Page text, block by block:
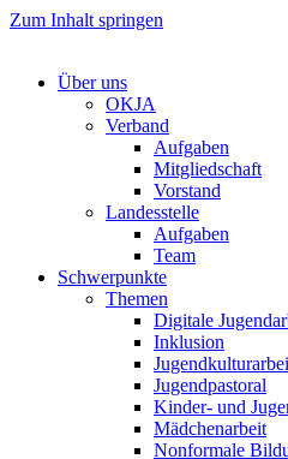
Zum Inhalt springen
Über uns
OKJA
Verband
Aufgaben
Mitgliedschaft
Vorstand
Landesstelle
Aufgaben
Team
Schwerpunkte
Themen
Digitale
Inklusion
Jugendpastoral
Kinder- und
Mädchenarbeit
Nonformale